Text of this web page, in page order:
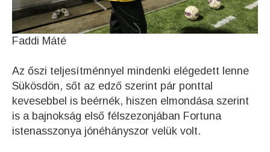
Faddi Máté
Az őszi teljesítménnyel mindenki elégedett lenne
Sükösdön, sőt az edző szerint pár ponttal
kevesebbel is beérnék, hiszen elmondása szerint
is a bajnokság első félszezonjában Fortuna
istenasszonya jónéhányszor velük volt.